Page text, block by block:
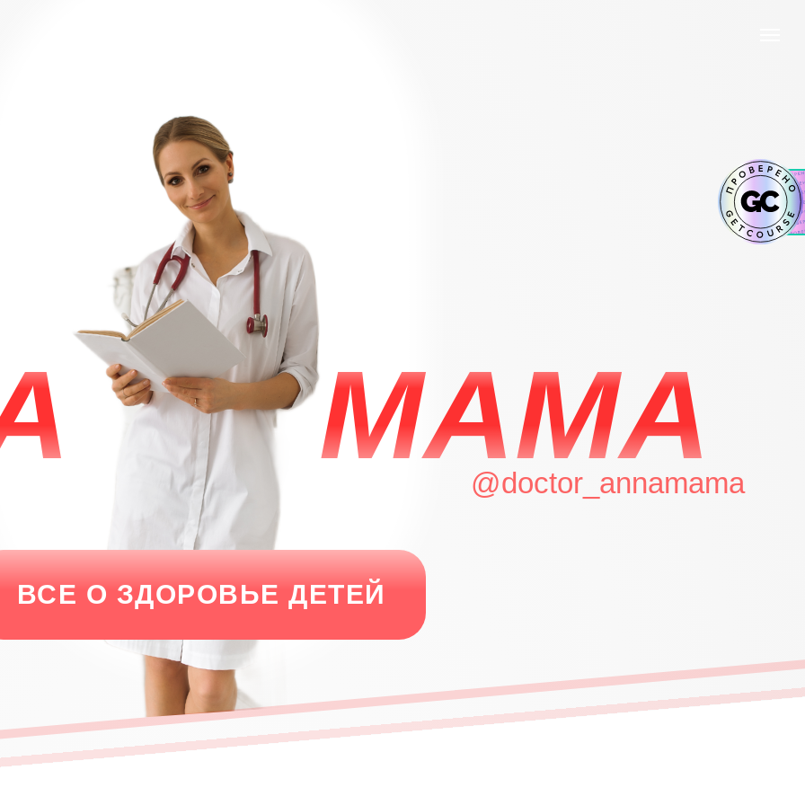
МАМА
ВСЕ О ЗДОРОВЬЕ ДЕТЕЙ
@doctor_annamama